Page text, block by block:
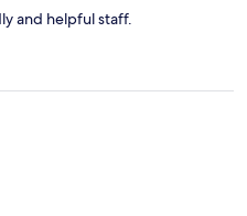
and helpful staff.